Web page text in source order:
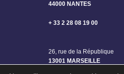
44000 NANTES
+ 33 2 28 08 19 00
26, rue de la République
13001 MARSEILLE